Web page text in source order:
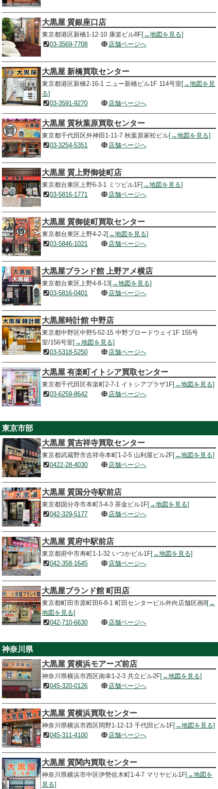
大黒屋 質銀座口店
東京都港区新橋1-12-10 康楽ビル8F[→地図を見る]
03-3569-7708
店舗ページへ
大黒屋 新橋買取センター
東京都港区新橋2-16-1 ニュー新橋ビル1F 114号室 [→地図を見
る]
03-3591-9270
店舗ページへ
大黒屋 質秋葉原買取センター
東京都千代田区外神田1-11-7 秋葉原家松ビル[→地図を見る]
03-3254-5351
店舗ページへ
大黒屋 質上野御徒町店
東京都台東区上野6-3-1 ミツビル1F[→地図を見る]
03-5816-1771
店舗ページへ
大黒屋 質御徒町買取センター
東京都台東区上野4-2-2[→地図を見る]
03-5846-1021
店舗ページへ
大黒屋ブランド館 上野アメ横店
東京都台東区上野4-8-13[→地図を見る]
03-5816-0401
店舗ページへ
大黒屋時計館 中野店
東京都中野区中野5-52-15 中野ブロードウェイ1F 155号
室/156号室 [→地図を見る]
03-5318-5250
店舗ページへ
大黒屋 有楽町イトシア買取センター
東京都千代田区有楽町2-7-1 イトシアプラザ1F[→地図を見る]
03-6259-8642
店舗ページへ
東京市部
大黒屋 質吉祥寺買取センター
東京都武蔵野市吉祥寺本町1-2-5 山利屋ビル2F[→地図を見る]
0422-28-4030
店舗ページへ
大黒屋 質国分寺駅前店
東京都国分寺市本町3-4-3 茶金ビル1F[→地図を見る]
042-329-5177
店舗ページへ
大黒屋 質府中駅前店
東京都府中市寿町1-1-32 いつかビル1F[→地図を見る]
042-358-1645
店舗ページへ
大黒屋ブランド館 町田店
東京都町田市原町田6-8-1 町田センタービル外向店舗区画8[→
地図を見る]
042-710-6630
店舗ページへ
神奈川県
大黒屋 質横浜モアーズ前店
神奈川県横浜市西区南幸1-2-3 共立ビル2F[→地図を見る]
045-320-0126
店舗ページへ
大黒屋 質横浜買取センター
神奈川県横浜市西区岡野1-12-13 千代田ビル1F[→地図を見る]
045-311-4100
店舗ページへ
大黒屋 質関内買取センター
神奈川県横浜市中区伊勢佐木町1-4-7 マリヤビル1F[→地図を
見る]